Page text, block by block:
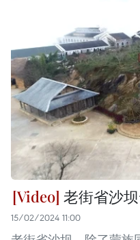
老街省沙
15/02/2024 11:00